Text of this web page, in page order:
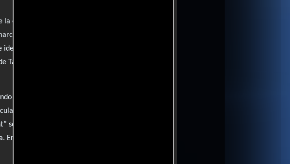
chispa cómica que podría haberla elevado,
por un guion caótico y un intento de dar
que como una narrativa cohesiva. A pesar
P. Henson, el filme tropieza con bromas
al espectador con chistes que apenas
se conforma con cubrir las expectativas de un
se siente como una opción intrascendente, ideal
resumen, es un esfuerzo que, aunque